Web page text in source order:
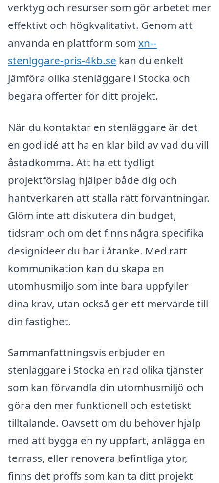
verktyg och resurser som gör arbetet mer
effektivt och högkvalitativt. Genom att
använda en plattform som xn--
stenlggare-pris-4kb.se kan du enkelt
jämföra olika stenläggare i Stocka och
begära offerter för ditt projekt.
När du kontaktar en stenläggare är det
en god idé att ha en klar bild av vad du vill
åstadkomma. Att ha ett tydligt
projektförslag hjälper både dig och
hantverkaren att ställa rätt förväntningar.
Glöm inte att diskutera din budget,
tidsram och om det finns några specifika
designideer du har i åtanke. Med rätt
kommunikation kan du skapa en
utomhusmiljö som inte bara uppfyller
dina krav, utan också ger ett mervärde till
din fastighet.
Sammanfattningsvis erbjuder en
stenläggare i Stocka en rad olika tjänster
som kan förvandla din utomhusmiljö och
göra den mer funktionell och estetiskt
tilltalande. Oavsett om du behöver hjälp
med att bygga en ny uppfart, anlägga en
terrass, eller renovera befintliga ytor,
finns det proffs som kan ta ditt projekt